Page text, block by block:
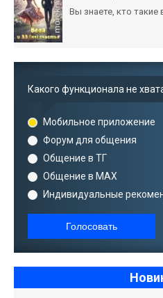
Вы знаете, кто
Какого функционала не
Мобильное приложение
Форум для общения
Общение в ТГ
Общение в MAX
Индивидуальные
Голосовать